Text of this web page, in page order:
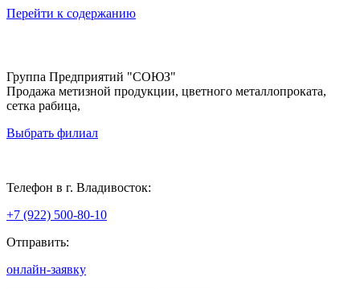
Перейти к содержанию
Группа Предприятий "СОЮЗ"
Продажа метизной продукции, цветного металлопроката,
сетка рабица,
Выбрать филиал
Телефон в г. Владивосток:
+7 (922) 500-80-10
Отправить:
онлайн-заявку